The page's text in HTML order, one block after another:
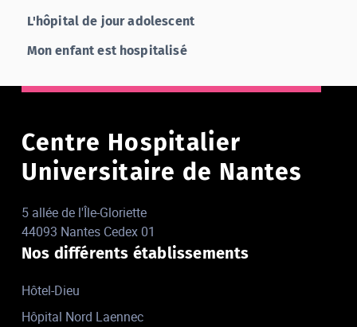
L'hôpital de jour adolescent
Mon enfant est hospitalisé
Centre Hospitalier
Universitaire de Nantes
5 allée de l'Île-Gloriette
44093 Nantes Cedex 01
Nos différents établissements
Hôtel-Dieu
Hôpital Nord Laennec